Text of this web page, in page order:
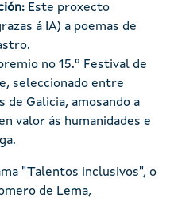
Este proxecto
á IA) a poemas de
no 15.º Festival de
seleccionado entre
Galicia, amosando a
valor ás humanidades e
"Talentos inclusivos", o
de Lema,